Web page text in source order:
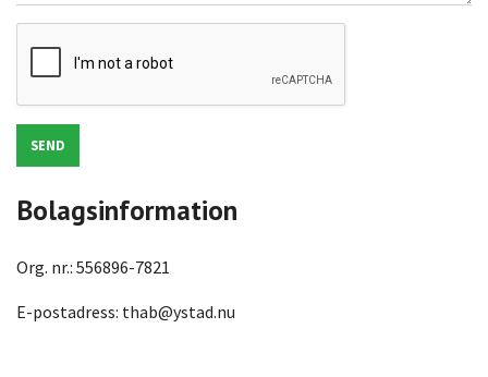
SEND
Bolagsinformation
Org. nr.: 556896-7821
E-postadress: thab@ystad.nu